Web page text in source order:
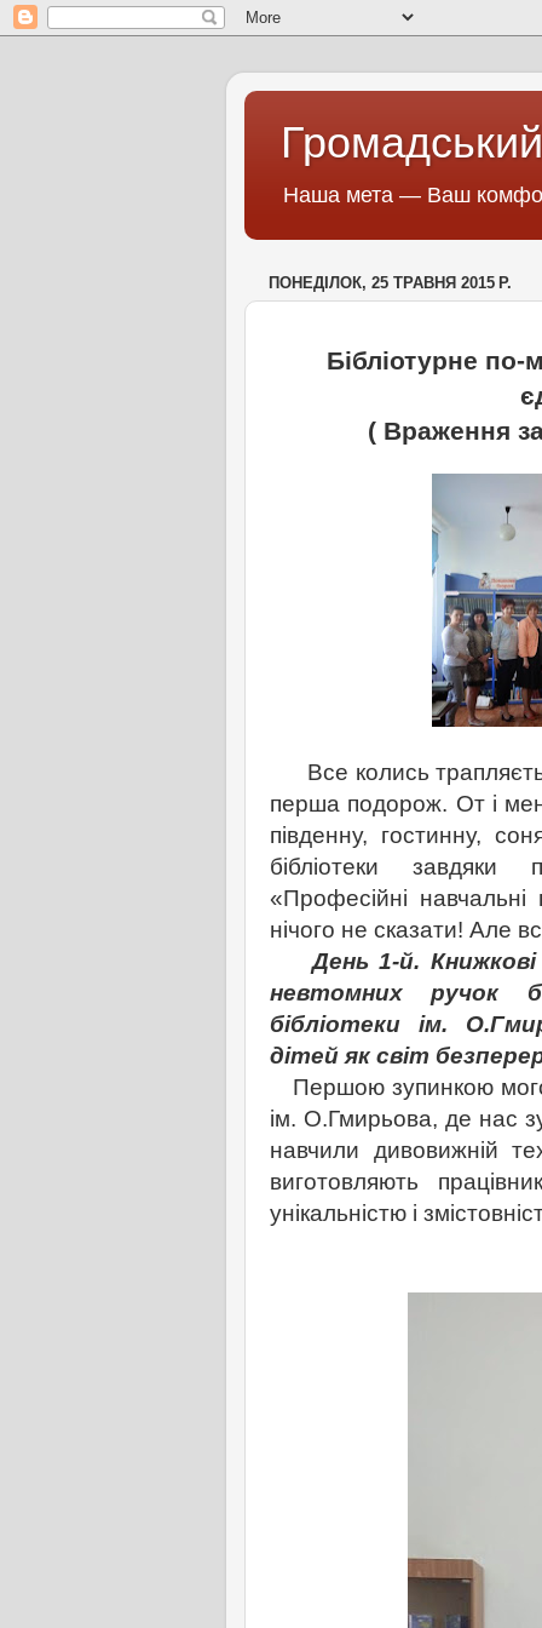
Наша мета — Ваш
ПОНЕДІЛОК, 25 ТРАВНЯ 2015 Р.
Бібліотурне по-
( Враження
Все колись
перша подорож. От і
південну, гостинну,
бібліотеки завдяки
«Професійні
нічого не сказати! Але
День 1-й. Книжкові
невтомних ручок
бібліотеки ім.
дітей як світ
Першою зупинкою
ім. О.Гмирьова, де нас
навчили дивовижній
виготовляють
унікальністю і